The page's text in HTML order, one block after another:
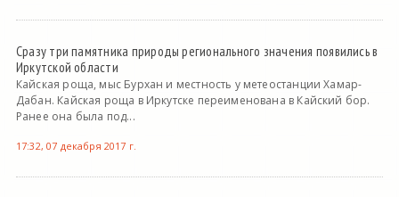
Сразу три памятника природы регионального значения появились в
Иркутской области
Кайская роща, мыс Бурхан и местность у метеостанции Хамар-
Дабан. Кайская роща в Иркутске переименована в Кайский бор.
Ранее она была под...
17:32, 07 декабря 2017 г.